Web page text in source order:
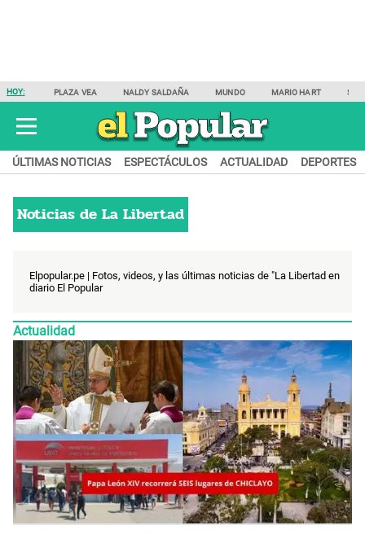
HOY: PLAZA VEA NALDY SALDAÑA MUNDO MARIO HART
ÚLTIMAS NOTICIAS ESPECTÁCULOS ACTUALIDAD DEPORTES
Noticias de La Libertad
Elpopular.pe | Fotos, videos, y las últimas noticias de "La Libertad en
diario El Popular
Actualidad